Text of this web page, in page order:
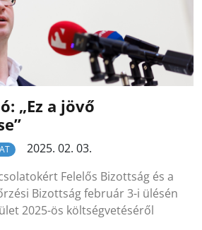
„Ez a jövő
2025. 02. 03.
Felelős Bizottság és a
Bizottság február 3-i ülésén
2025-ös költségvetéséről